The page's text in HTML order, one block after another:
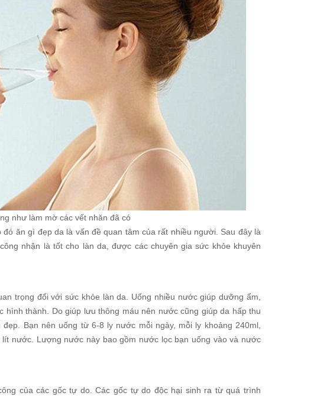
như làm mờ các vết nhăn đã có
ăn gì đẹp da là vấn đề quan tâm của rất nhiều người. Sau đây là
nhận là tốt cho làn da, được các chuyên gia sức khỏe khuyên
trọng đối với sức khỏe làn da. Uống nhiều nước giúp dưỡng ẩm,
thành. Do giúp lưu thông máu nên nước cũng giúp da hấp thu
Bạn nên uống từ 6-8 ly nước mỗi ngày, mỗi ly khoảng 240ml,
nước. Lượng nước này bao gồm nước lọc bạn uống vào và nước
của các gốc tự do. Các gốc tự do độc hại sinh ra từ quá trình